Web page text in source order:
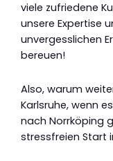
viele zufriedene
unsere Expertise
unvergesslichen
bereuen!
Also, warum
Karlsruhe, wenn
nach Norrköping
stressfreien Start